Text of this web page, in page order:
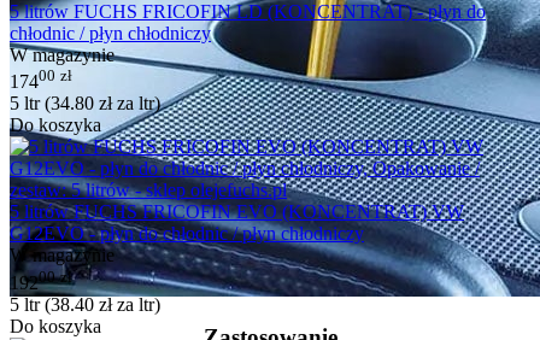
5 litrów FUCHS FRICOFIN LD (KONCENTRAT) - płyn do
chłodnic / płyn chłodniczy
W magazynie
17400 zł
5 ltr (34.80 złza ltr)
Do koszyka
5 litrów FUCHS FRICOFIN EVO (KONCENTRAT) VW
G12EVO - płyn do chłodnic / płyn chłodniczy
W magazynie
19200 zł
5 ltr (38.40 złza ltr)
Do koszyka